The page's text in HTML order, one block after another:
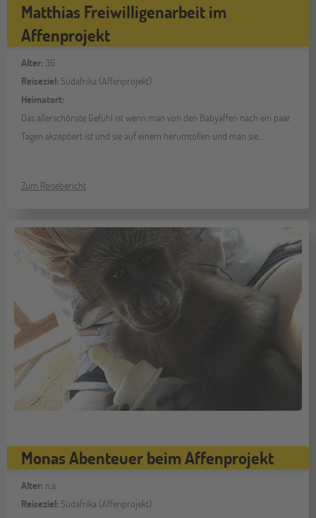
Matthias Freiwilligenarbeit im
Affenprojekt
Alter: 36
Reiseziel: Südafrika (Affenprojekt)
Heimatort:
Das allerschönste Gefühl ist wenn man von den Babyaffen nach ein paar
Tagen akzeptiert ist und sie auf einem herumtollen und man sie...
Zum Reisebericht
Monas Abenteuer beim Affenprojekt
Alter: n.a.
Reiseziel: Südafrika (Affenprojekt)